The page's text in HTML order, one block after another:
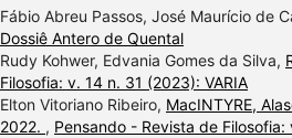
Fábio Abreu Passos, José Maurício de
Dossiê Antero de Quental
Rudy Kohwer, Edvania Gomes da Silva,
Filosofia: v. 14 n. 31 (2023): VARIA
Elton Vitoriano Ribeiro, MacINTYRE,
2022. , Pensando - Revista de Filosofia: